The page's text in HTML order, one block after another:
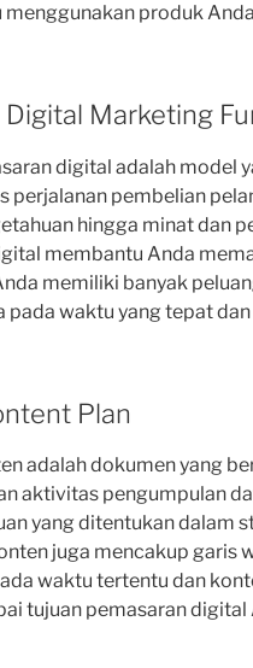
menggunakan produk
Digital Marketing
digital adalah model
perjalanan pembelian
hingga minat dan
membantu Anda
memiliki banyak
pada waktu yang tepat
Plan
adalah dokumen yang
aktivitas pengumpulan
yang ditentukan dalam
juga mencakup garis
waktu tertentu dan
tujuan pemasaran digital